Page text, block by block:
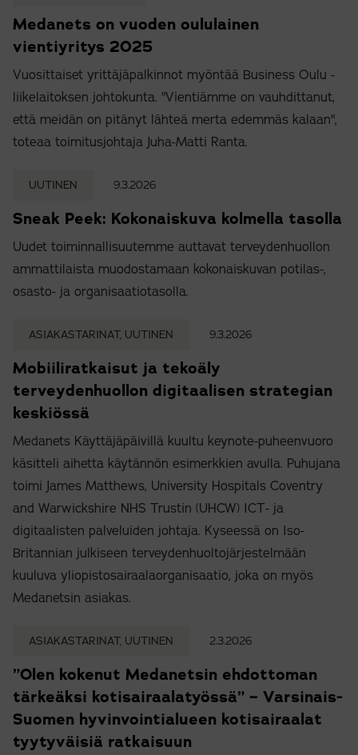
Medanets on vuoden oululainen
vientiyritys 2025
Vuosittaiset yrittäjäpalkinnot myöntää Business Oulu -
liikelaitoksen johtokunta. "Vientiämme on vauhdittanut,
että meidän on pitänyt lähteä merta edemmäs kalaan",
toteaa toimitusjohtaja Juha-Matti Ranta.
UUTINEN 9.3.2026
Sneak Peek: Kokonaiskuva kolmella tasolla
Uudet toiminnallisuutemme auttavat terveydenhuollon
ammattilaista muodostamaan kokonaiskuvan potilas-,
osasto- ja organisaatiotasolla.
ASIAKASTARINAT, UUTINEN 9.3.2026
Mobiiliratkaisut ja tekoäly
terveydenhuollon digitaalisen strategian
keskiössä
Medanets Käyttäjäpäivillä kuultu keynote-puheenvuoro
käsitteli aihetta käytännön esimerkkien avulla. Puhujana
toimi James Matthews, University Hospitals Coventry
and Warwickshire NHS Trustin (UHCW) ICT- ja
digitaalisten palveluiden johtaja. Kyseessä on Iso-
Britannian julkiseen terveydenhuoltojärjestelmään
kuuluva yliopistosairaalaorganisaatio, joka on myös
Medanetsin asiakas.
ASIAKASTARINAT, UUTINEN 2.3.2026
”Olen kokenut Medanetsin ehdottoman
tärkeäksi kotisairaalatyössä” – Varsinais-
Suomen hyvinvointialueen kotisairaalat
tyytyväisiä ratkaisuun